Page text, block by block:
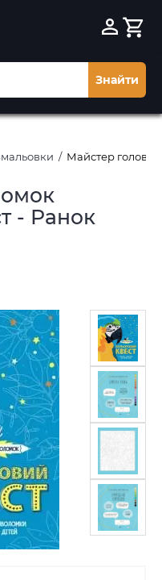
Знайти
Майстер
- Ранок